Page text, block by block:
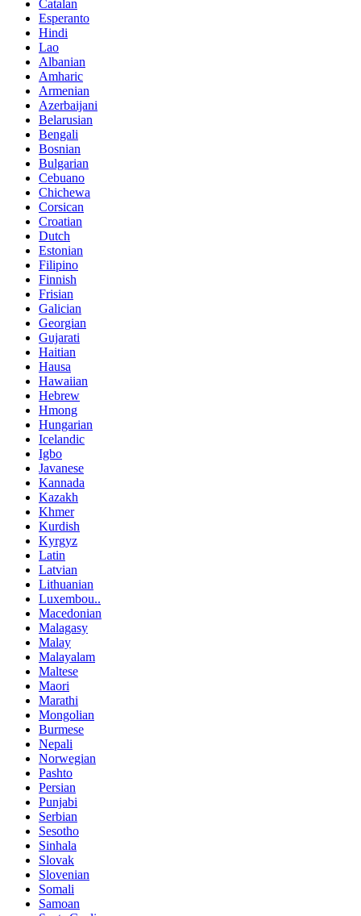
Catalan
Esperanto
Hindi
Lao
Albanian
Amharic
Armenian
Azerbaijani
Belarusian
Bengali
Bosnian
Bulgarian
Cebuano
Chichewa
Corsican
Croatian
Dutch
Estonian
Filipino
Finnish
Frisian
Galician
Georgian
Gujarati
Haitian
Hausa
Hawaiian
Hebrew
Hmong
Hungarian
Icelandic
Igbo
Javanese
Kannada
Kazakh
Khmer
Kurdish
Kyrgyz
Latin
Latvian
Lithuanian
Luxembou..
Macedonian
Malagasy
Malay
Malayalam
Maltese
Maori
Marathi
Mongolian
Burmese
Nepali
Norwegian
Pashto
Persian
Punjabi
Serbian
Sesotho
Sinhala
Slovak
Slovenian
Somali
Samoan